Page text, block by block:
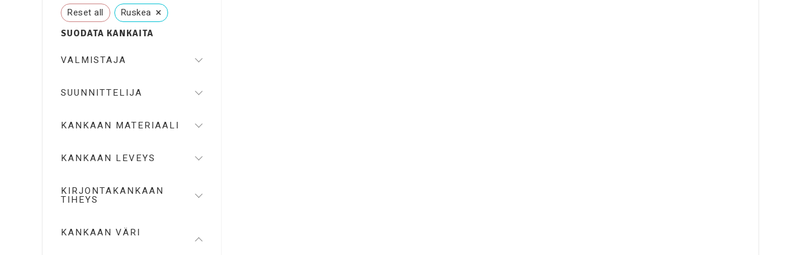
Reset all Ruskea ×
SUODATA KANKAITA
VALMISTAJA
SUUNNITTELIJA
KANKAAN MATERIAALI
KANKAAN LEVEYS
KIRJONTAKANKAAN
TIHEYS
KANKAAN VÄRI